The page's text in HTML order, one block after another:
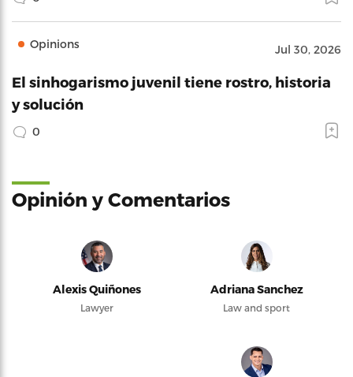
Opinions Jul 30, 2026
El sinhogarismo juvenil tiene rostro, historia
y solución
0
Opinión y Comentarios
Alexis Quiñones
Lawyer
Adriana Sanchez
Law and sport